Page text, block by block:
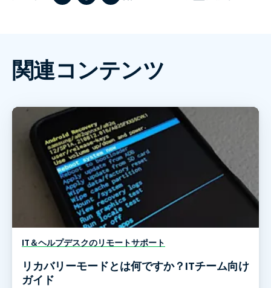
関連コンテンツ
IT＆ヘルプデスクのリモートサポート
リカバリーモードとは何ですか？ITチーム向け
ガイド